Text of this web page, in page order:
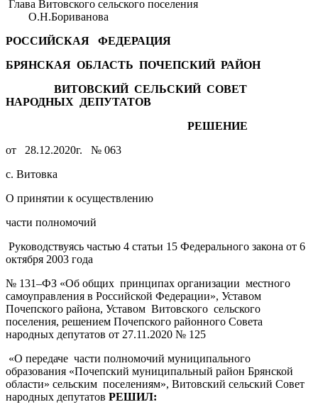
Глава Витовского сельского поселения
О.Н.Бориванова
РОССИЙСКАЯ ФЕДЕРАЦИЯ
БРЯНСКАЯ ОБЛАСТЬ ПОЧЕПСКИЙ РАЙОН
ВИТОВСКИЙ СЕЛЬСКИЙ СОВЕТ
НАРОДНЫХ ДЕПУТАТОВ
РЕШЕНИЕ
от 28.12.2020г. № 063
с. Витовка
О принятии к осуществлению
части полномочий
Руководствуясь частью 4 статьи 15 Федерального закона от 6
октября 2003 года
№ 131–ФЗ «Об общих принципах организации местного
самоуправления в Российской Федерации», Уставом
Почепского района, Уставом Витовского сельского
поселения, решением Почепского районного Совета
народных депутатов от 27.11.2020 № 125
«О передаче части полномочий муниципального
образования «Почепский муниципальный район Брянской
области» сельским поселениям», Витовский сельский Совет
народных депутатов РЕШИЛ: